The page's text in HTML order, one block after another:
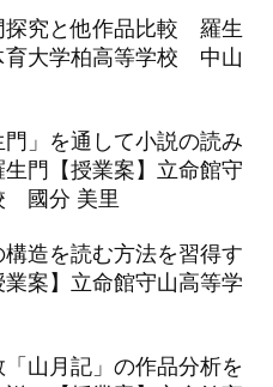
究と他作品比較 羅生
育大学柏高等学校 中山
」を通して小説の読み
門【授業案】立命館守
國分 美里
造を読む方法を習得す
案】立命館守山高等学
山月記」の作品分析を